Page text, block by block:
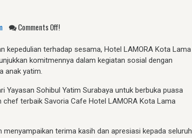
Comments Off!
kepedulian terhadap sesama, Hotel LAMORA Kota Lama
komitmennya dalam kegiatan sosial dengan
anak yatim.
Yayasan Sohibul Yatim Surabaya untuk berbuka puasa
terbaik Savoria Cafe Hotel LAMORA Kota Lama
menyampaikan terima kasih dan apresiasi kepada seluruh